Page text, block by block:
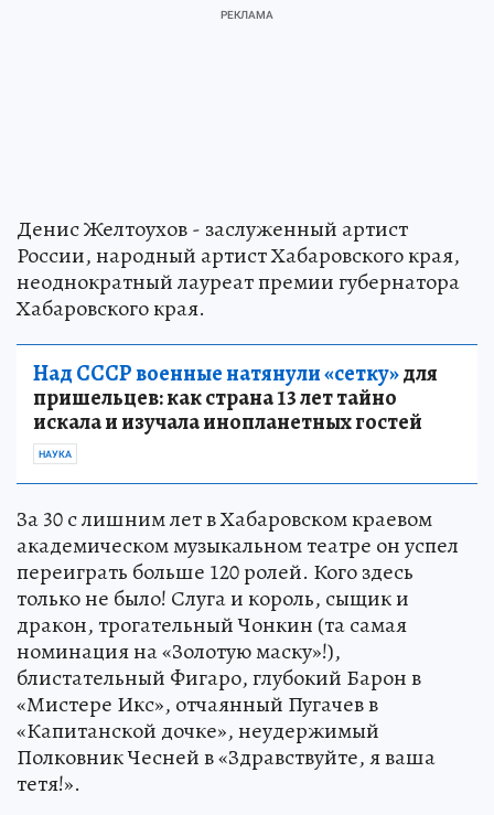
Денис Желтоухов - заслуженный артист
России, народный артист Хабаровского края,
неоднократный лауреат премии губернатора
Хабаровского края.
Над СССР военные натянули «сетку»для
пришельцев: как страна 13 лет тайно
искала и изучала инопланетных гостей
НАУКА
За 30 с лишним лет в Хабаровском краевом
академическом музыкальном театре он успел
переиграть больше 120 ролей. Кого здесь
только не было! Слуга и король, сыщик и
дракон, трогательный Чонкин (та самая
номинация на «Золотую маску»!),
блистательный Фигаро, глубокий Барон в
«Мистере Икс», отчаянный Пугачев в
«Капитанской дочке», неудержимый
Полковник Чесней в «Здравствуйте, я ваша
тетя!».